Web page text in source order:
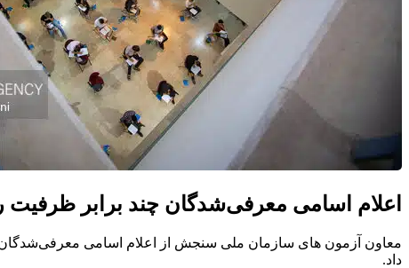
جستجو
اعلام اسامی معرفی‌شدگان چند برابر ظرفیت
داد.